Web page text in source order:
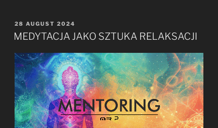
POSTED
ON
28 AUGUST 2024
MEDYTACJA JAKO SZTUKA RELAKSACJI